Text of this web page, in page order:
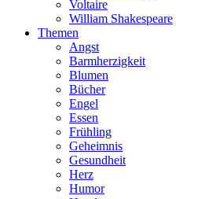
Voltaire
William Shakespeare
Themen
Angst
Barmherzigkeit
Blumen
Bücher
Engel
Essen
Frühling
Geheimnis
Gesundheit
Herz
Humor